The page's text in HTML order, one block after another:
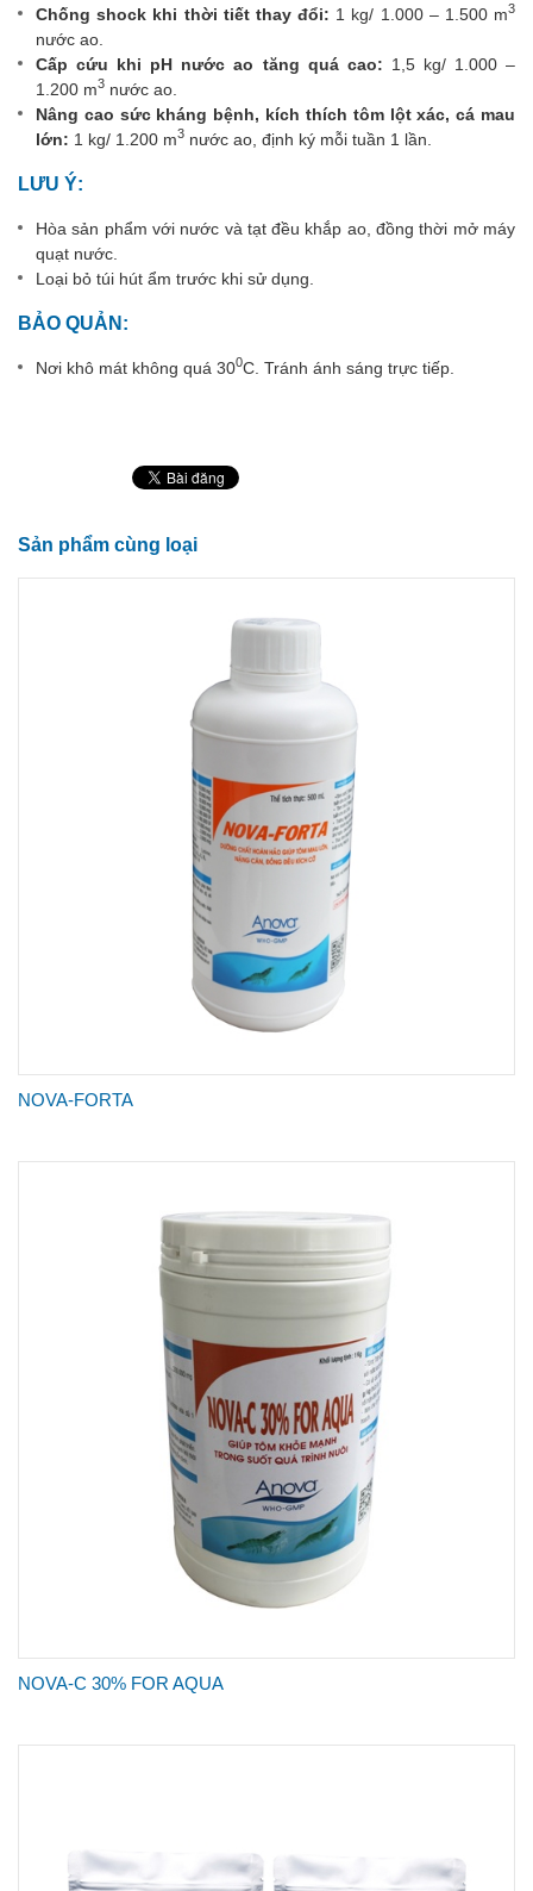
Chống shock khi thời tiết thay đổi: 1 kg/ 1.000 – 1.500 m3
nước ao.
Cấp cứu khi pH nước ao tăng quá cao: 1,5 kg/ 1.000 –
1.200 m3 nước ao.
Nâng cao sức kháng bệnh, kích thích tôm lột xác, cá mau
lớn: 1 kg/ 1.200 m3 nước ao, định ký mỗi tuần 1 lần.
LƯU Ý:
Hòa sản phẩm với nước và tạt đều khắp ao, đồng thời mở máy
quạt nước.
Loại bỏ túi hút ẩm trước khi sử dụng.
BẢO QUẢN:
Nơi khô mát không quá 300C. Tránh ánh sáng trực tiếp.
Sản phẩm cùng loại
NOVA-FORTA
NOVA-C 30% FOR AQUA